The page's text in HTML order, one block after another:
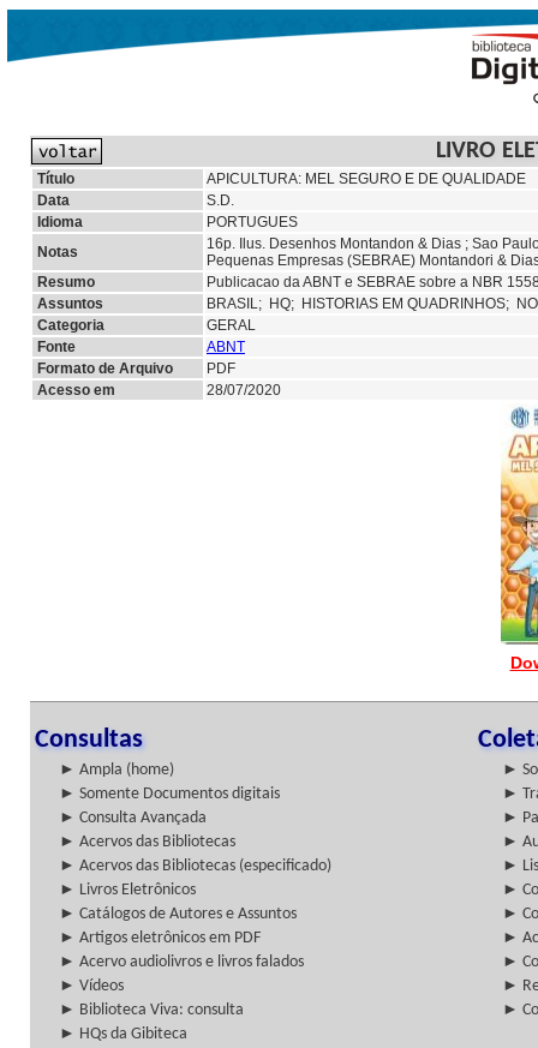
LIVRO
Título
APICULTURA: MEL SEGURO E DE QUALIDADE
Data
S.D.
Idioma
PORTUGUES
Notas
16p. Ilus. Desenhos Montandon & Dias ; Sao
Pequenas Empresas (SEBRAE) Montandori &
Resumo
Publicacao da ABNT e SEBRAE sobre a NBR
Assuntos
BRASIL; HQ; HISTORIAS EM QUADRINHOS;
Categoria
GERAL
Fonte
ABNT
Formato de Arquivo
PDF
Acesso em
28/07/2020
Consultas
► Ampla (home)
►
► Somente Documentos digitais
►
► Consulta Avançada
►
► Acervos das Bibliotecas
►
► Acervos das Bibliotecas (especificado)
►
► Livros Eletrônicos
►
► Catálogos de Autores e Assuntos
►
► Artigos eletrônicos em PDF
►
► Acervo audiolivros e livros falados
►
► Vídeos
►
► Biblioteca Viva: consulta
►
► HQs da Gibiteca